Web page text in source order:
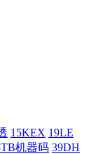
15KEX 19LE
机器码 39DH